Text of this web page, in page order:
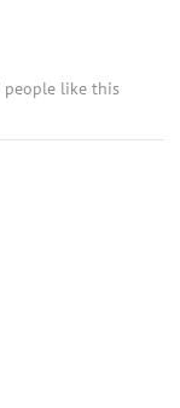
people like this